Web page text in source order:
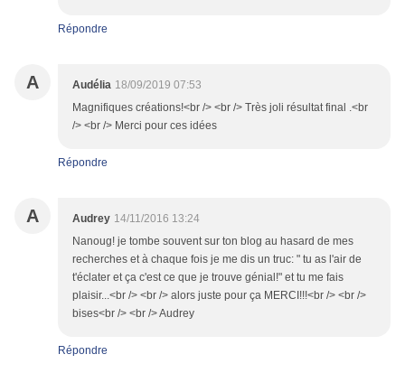
Répondre
A Audélia 18/09/2019 07:53
Magnifiques créations!<br /> <br /> Très joli résultat final .<br
/> <br /> Merci pour ces idées
Répondre
A Audrey 14/11/2016 13:24
Nanoug! je tombe souvent sur ton blog au hasard de mes
recherches et à chaque fois je me dis un truc: " tu as l'air de
t'éclater et ça c'est ce que je trouve génial!" et tu me fais
plaisir...<br /> <br /> alors juste pour ça MERCI!!!<br /> <br />
bises<br /> <br /> Audrey
Répondre